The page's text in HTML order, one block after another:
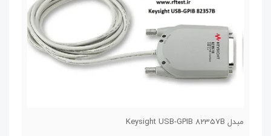
مبدل Keysight USB-GPIB 82357B